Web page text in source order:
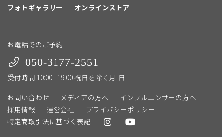
フォトギャラリー
オンラインストア
お電話でのご予約
050-3177-2551
受付時間 10:00 - 19:00 祝日を除く月-日
お問い合わせ
メディアの方へ
インフルエンサーの方へ
採用情報
運営会社
プライバシーポリシー
特定商取引法に基づく表記